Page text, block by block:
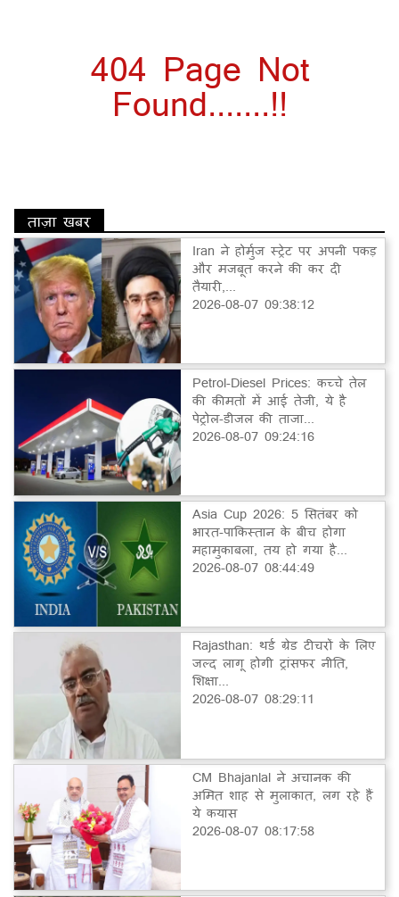
404 Page Not
Found.......!!
ताज़ा खबर
Iran ने होर्मुज स्ट्रेट पर अपनी पकड़
और मजबूत करने की कर दी
तैयारी,...
2026-08-07 09:38:12
Petrol-Diesel Prices: कच्चे तेल
की कीमतों में आई तेजी, ये है
पेट्रोल-डीजल की ताजा...
2026-08-07 09:24:16
Asia Cup 2026: 5 सितंबर को
भारत-पाकिस्तान के बीच होगा
महामुकाबला, तय हो गया है...
2026-08-07 08:44:49
Rajasthan: थर्ड ग्रेड टीचरों के लिए
जल्द लागू होगी ट्रांसफर नीति,
शिक्षा...
2026-08-07 08:29:11
CM Bhajanlal ने अचानक की
अमित शाह से मुलाकात, लग रहे हैं
ये कयास
2026-08-07 08:17:58